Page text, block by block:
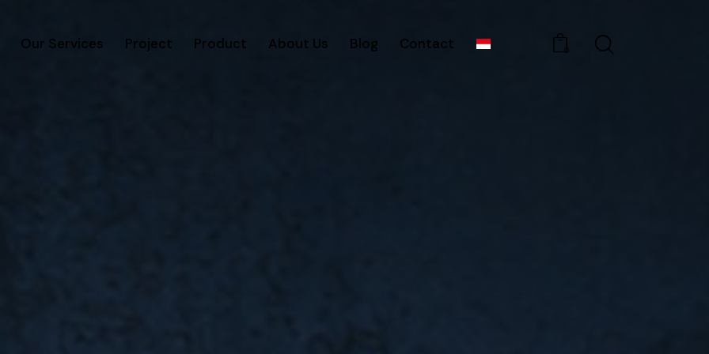
Our Services Project Product About Us Blog Contact 0